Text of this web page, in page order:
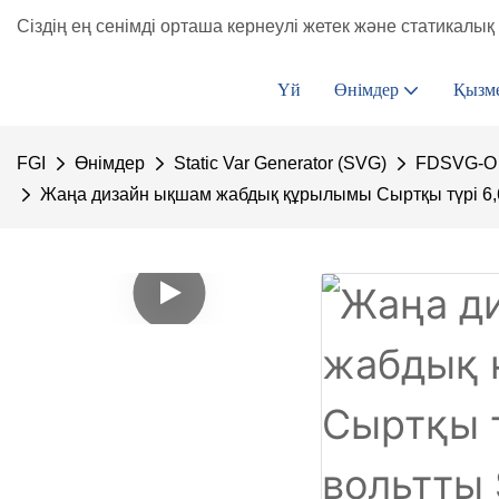
Сіздің ең сенімді орташа кернеулі жетек және статикалық
Үй Өнімдер
FGI Өнімдер Static Var Generator (SVG)
FDSVG-
Жаңа дизайн ықшам жабдық құрылымы Сыртқы түрі